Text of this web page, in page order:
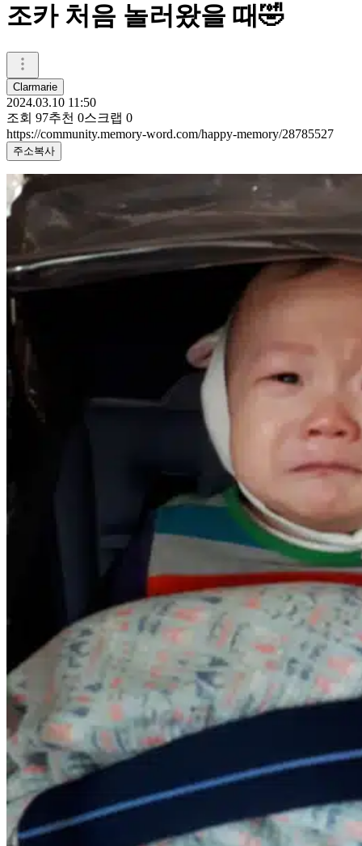
조카 처음 놀러왔을 때🤣
Clarmarie
2024.03.10 11:50
조회 97추천 0스크랩 0
https://community.memory-word.com/happy-memory/28785527
주소복사